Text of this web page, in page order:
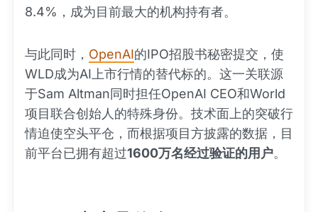
8.4%，成为目前最大的机构持有者。
与此同时， OpenAI的IPO招股书秘密提交，使
WLD成为AI上市行情的替代标的。这一关联源
于Sam Altman同时担任OpenAI CEO和World
项目联合创始人的特殊身份。技术面上的突破行
情迫使空头平仓，而根据项目方披露的数据，目
前平台已拥有超过1600万名经过验证的用户。